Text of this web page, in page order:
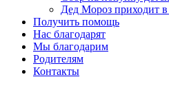
Дед Мороз приходит
Получить помощь
Нас благодарят
Мы благодарим
Родителям
Контакты